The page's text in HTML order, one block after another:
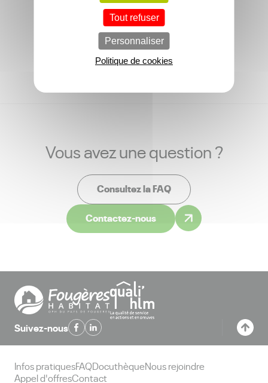
Aucun logement libre actuellement.
Vous avez une question ?
Consultez la FAQ
Contactez-nous
Suivez-nous
Infos pratiquesFAQDocuthèqueNous rejoindre
Appel d'offresContact
Tout refuser
Personnaliser
Politique de cookies